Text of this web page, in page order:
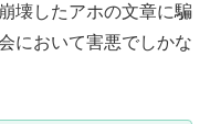
壊したアホの文章に騙
において害悪でしかな